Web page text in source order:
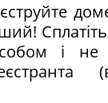
і не